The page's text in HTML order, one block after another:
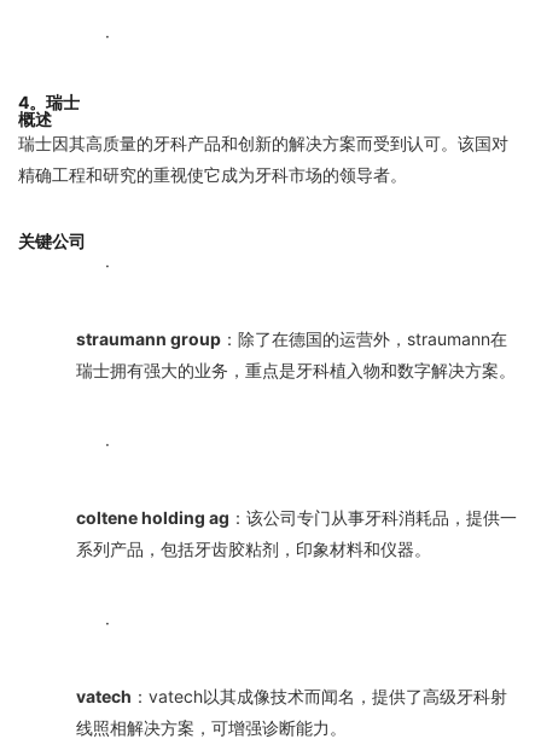
·
4。瑞士
概述
瑞士因其高质量的牙科产品和创新的解决方案而受到认可。该国对
精确工程和研究的重视使它成为牙科市场的领导者。
关键公司
·
straumann group ：除了在德国的运营外，straumann在
瑞士拥有强大的业务，重点是牙科植入物和数字解决方案。
·
coltene holding ag ：该公司专门从事牙科消耗品，提供一
系列产品，包括牙齿胶粘剂，印象材料和仪器。
·
vatech ：vatech以其成像技术而闻名，提供了高级牙科射
线照相解决方案，可增强诊断能力。